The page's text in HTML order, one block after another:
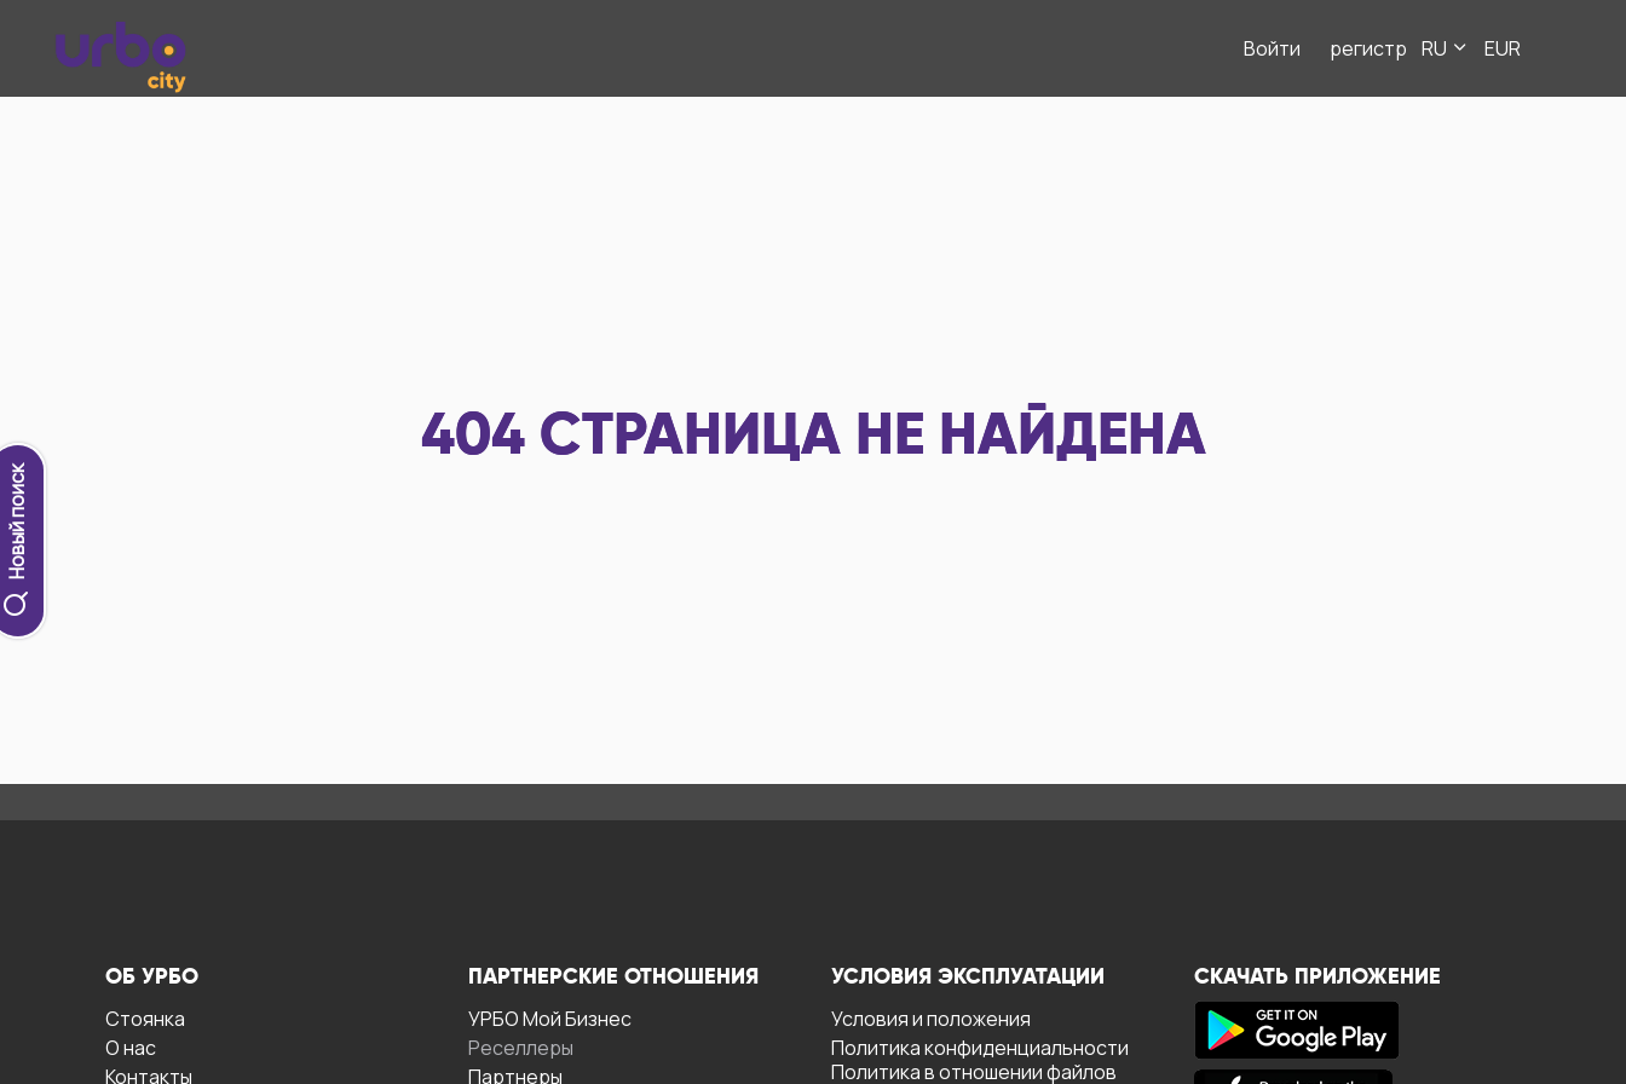
Войти регистр RU EUR
Новый поиск
404 СТРАНИЦА НЕ НАЙДЕНА
ОБ УРБО
Стоянка
О нас
Контакты
ПАРТНЕРСКИЕ ОТНОШЕНИЯ
УРБО Мой Бизнес
Реселлеры
Партнеры
УСЛОВИЯ ЭКСПЛУАТАЦИИ
Условия и положения
Политика конфиденциальности
Политика в отношении файлов
СКАЧАТЬ ПРИЛОЖЕНИЕ